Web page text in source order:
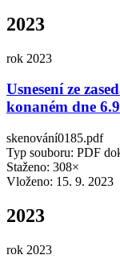
2023
rok 2023
Usnesení ze
konaném dne
skenování0185.pdf
Typ souboru: PDF
Staženo: 308×
Vloženo: 15. 9. 2023
2023
rok 2023